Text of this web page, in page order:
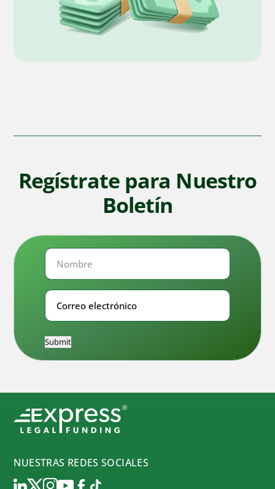
Regístrate para Nuestro
Boletín
Nombre
Correo
electrónico
Submit
NUESTRAS REDES SOCIALES